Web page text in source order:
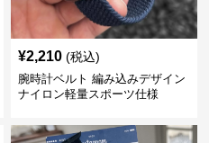
¥2,210 (税込)
腕時計ベルト 編み込みデザイン
ナイロン軽量スポーツ仕様